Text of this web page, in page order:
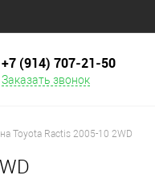
+7 (914) 707‒21‒50
Заказать звонок
Toyota Ractis 2005-10 2WD